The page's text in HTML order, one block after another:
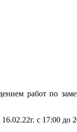
работ по
с 17:00 до